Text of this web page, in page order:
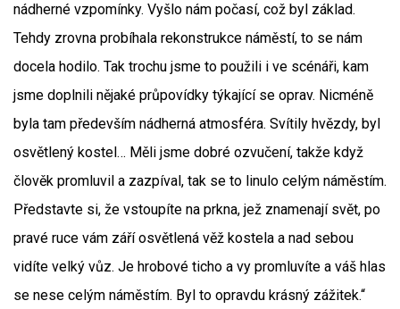
nádherné vzpomínky. Vyšlo nám počasí, což byl základ.
Tehdy zrovna probíhala rekonstrukce náměstí, to se nám
docela hodilo. Tak trochu jsme to použili i ve scénáři, kam
jsme doplnili nějaké průpovídky týkající se oprav. Nicméně
byla tam především nádherná atmosféra. Svítily hvězdy, byl
osvětlený kostel… Měli jsme dobré ozvučení, takže když
člověk promluvil a zazpíval, tak se to linulo celým náměstím.
Představte si, že vstoupíte na prkna, jež znamenají svět, po
pravé ruce vám září osvětlená věž kostela a nad sebou
vidíte velký vůz. Je hrobové ticho a vy promluvíte a váš hlas
se nese celým náměstím. Byl to opravdu krásný zážitek.“